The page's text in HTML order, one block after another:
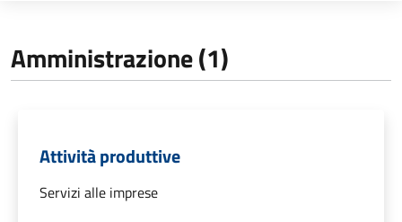
Amministrazione (1)
Attività produttive
Servizi alle imprese